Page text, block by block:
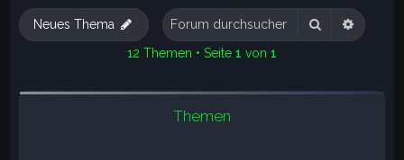
Neues Thema Suche
12 Themen • Seite 1 von 1
Themen